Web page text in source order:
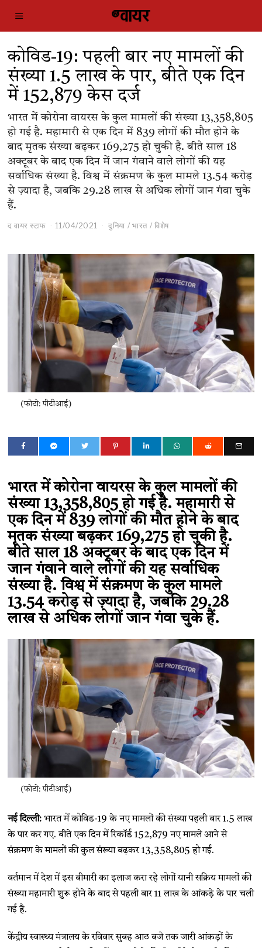
कोविड-19: पहली बार नए मामलों की
संख्या 1.5 लाख के पार, बीते एक दिन
में 152,879 केस दर्ज
भारत में कोरोना वायरस के कुल मामलों की संख्या 13,358,805
हो गई है. महामारी से एक दिन में 839 लोगों की मौत होने के
बाद मृतक संख्या बढ़कर 169,275 हो चुकी है. बीते साल 18
अक्टूबर के बाद एक दिन में जान गंवाने वाले लोगों की यह
सर्वाधिक संख्या है. विश्व में संक्रमण के कुल मामले 13.54 करोड़
से ज़्यादा है, जबकि 29.28 लाख से अधिक लोगों जान गंवा चुके
हैं.
द वायर स्टाफ 11/04/2021 दुनिया / भारत / विशेष
(फोटो: पीटीआई)
भारत में कोरोना वायरस के कुल मामलों की
संख्या 13,358,805 हो गई है. महामारी से
एक दिन में 839 लोगों की मौत होने के बाद
मृतक संख्या बढ़कर 169,275 हो चुकी है.
बीते साल 18 अक्टूबर के बाद एक दिन में
जान गंवाने वाले लोगों की यह सर्वाधिक
संख्या है. विश्व में संक्रमण के कुल मामले
13.54 करोड़ से ज़्यादा है, जबकि 29.28
लाख से अधिक लोगों जान गंवा चुके हैं.
(फोटो: पीटीआई)
नई दिल्ली: भारत में कोविड-19 के नए मामलों की संख्या पहली बार 1.5 लाख
के पार कर गए. बीते एक दिन में रिकॉर्ड 152,879 नए मामले आने से
संक्रमण के मामलों की कुल संख्या बढ़कर 13,358,805 हो गई.
वर्तमान में देश में इस बीमारी का इलाज करा रहे लोगों यानी सक्रिय मामलों की
संख्या महामारी शुरू होने के बाद से पहली बार 11 लाख के आंकड़े के पार चली
गई है.
केंद्रीय स्वास्थ्य मंत्रालय के रविवार सुबह आठ बजे तक जारी आंकड़ों के